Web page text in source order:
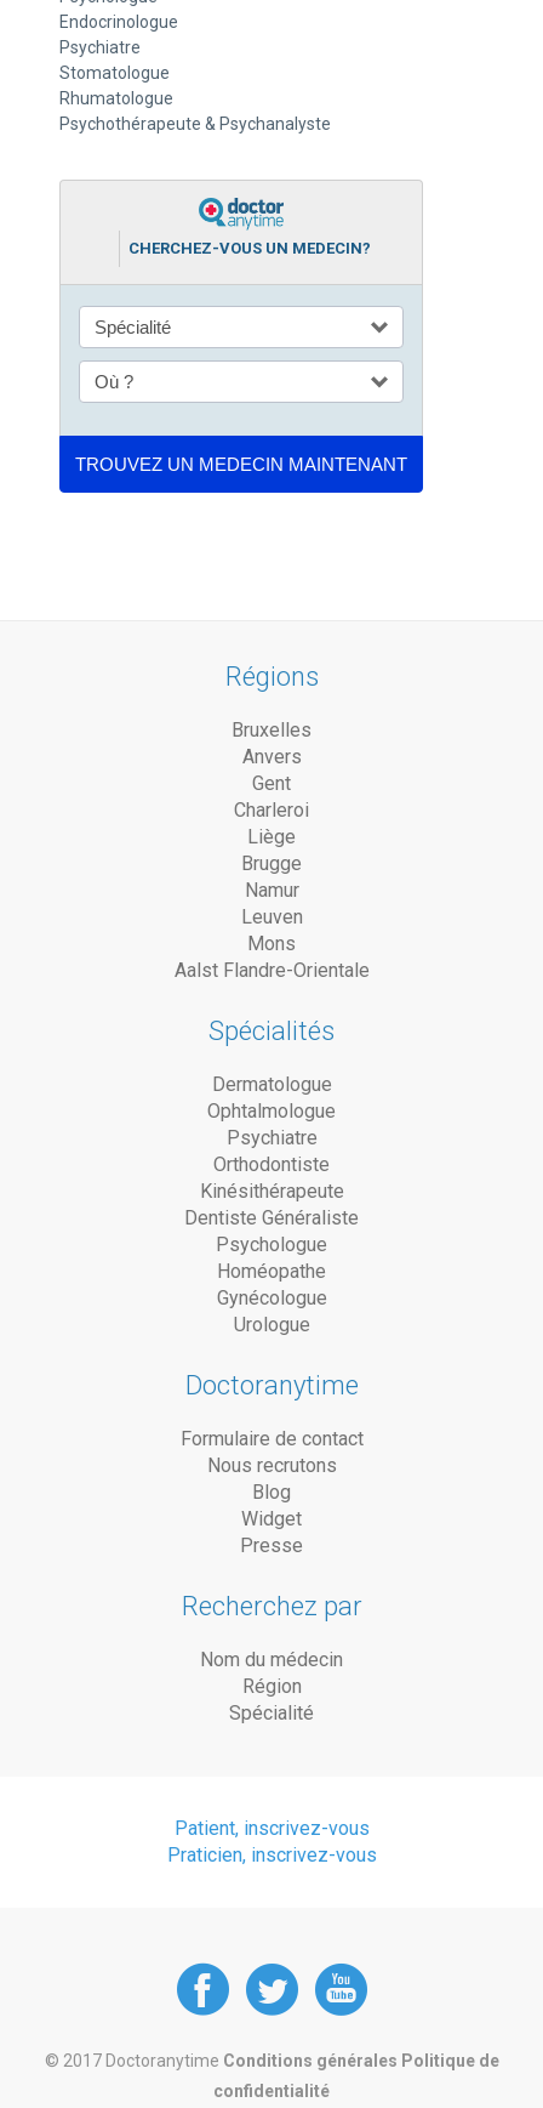
Endocrinologue
Psychiatre
Stomatologue
Rhumatologue
Psychothérapeute & Psychanalyste
CHERCHEZ-VOUS UN MEDECIN?
Régions
Bruxelles
Anvers
Gent
Charleroi
Liège
Brugge
Namur
Leuven
Mons
Aalst Flandre-Orientale
Spécialités
Dermatologue
Ophtalmologue
Psychiatre
Orthodontiste
Kinésithérapeute
Dentiste Généraliste
Psychologue
Homéopathe
Gynécologue
Urologue
Doctoranytime
Formulaire de contact
Nous recrutons
Blog
Widget
Presse
Recherchez par
Nom du médecin
Région
Spécialité
Patient, inscrivez-vous
Praticien, inscrivez-vous
DoctorAnyTime
at at at
© 2017 Doctoranytime Conditions générales Politique de
confidentialité